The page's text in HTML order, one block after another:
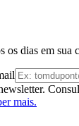
os dias em sua
mais.